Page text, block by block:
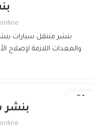
بنشر متنقل سيارات
والمعدات اللازمة لإصلاح
بنشر